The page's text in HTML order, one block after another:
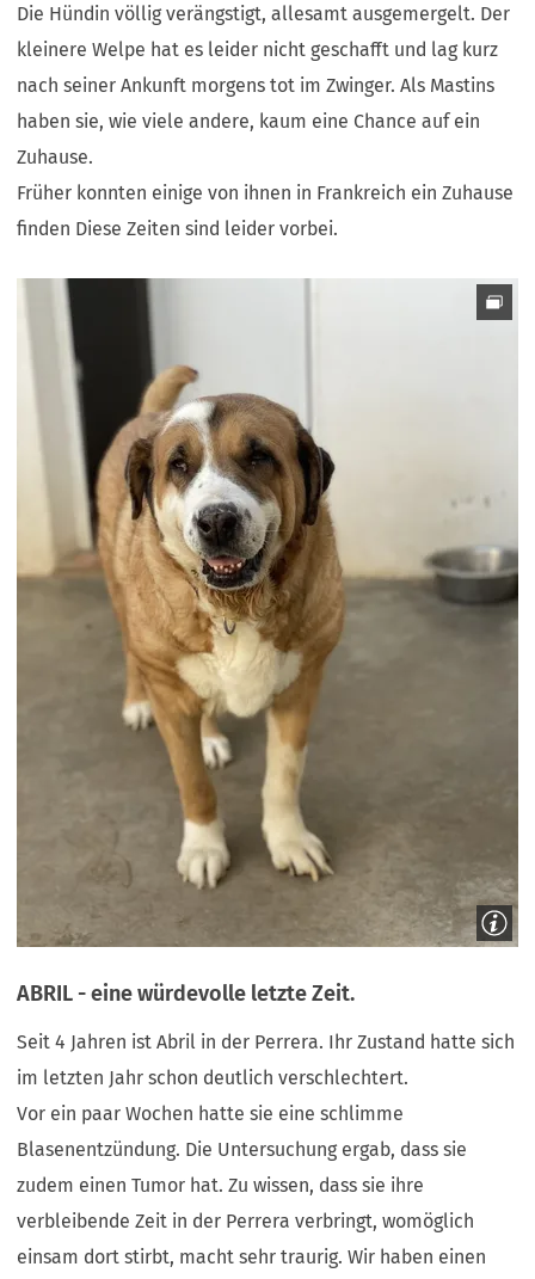
Die Hündin völlig verängstigt, allesamt ausgemergelt. Der
kleinere Welpe hat es leider nicht geschafft und lag kurz
nach seiner Ankunft morgens tot im Zwinger. Als Mastins
haben sie, wie viele andere, kaum eine Chance auf ein
Zuhause.
Früher konnten einige von ihnen in Frankreich ein Zuhause
finden Diese Zeiten sind leider vorbei.
ABRIL - eine würdevolle letzte Zeit.
Seit 4 Jahren ist Abril in der Perrera. Ihr Zustand hatte sich
im letzten Jahr schon deutlich verschlechtert.
Vor ein paar Wochen hatte sie eine schlimme
Blasenentzündung. Die Untersuchung ergab, dass sie
zudem einen Tumor hat. Zu wissen, dass sie ihre
verbleibende Zeit in der Perrera verbringt, womöglich
einsam dort stirbt, macht sehr traurig. Wir haben einen